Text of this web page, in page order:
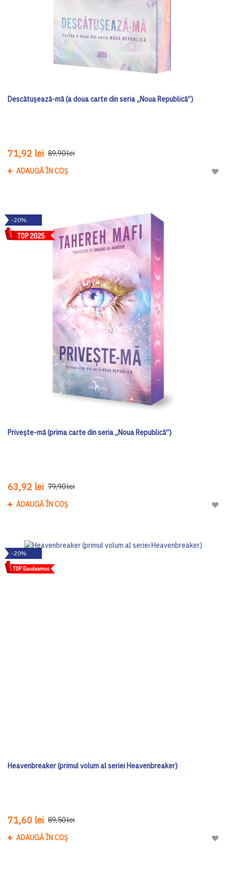
Descătușează-mă (a doua carte din seria „Noua Republică”)
71,92 lei 89,90 lei
ADAUGĂ ÎN COȘ
-20%
Privește-mă (prima carte din seria „Noua Republică”)
63,92 lei 79,90 lei
ADAUGĂ ÎN COȘ
-20%
Heavenbreaker (primul volum al seriei Heavenbreaker)
71,60 lei 89,50 lei
ADAUGĂ ÎN COȘ